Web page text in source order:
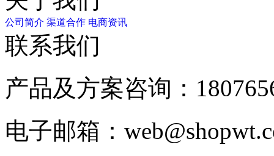
公司简介 渠道合作 电商资讯
联系我们
产品及方案咨询：
电子邮箱：